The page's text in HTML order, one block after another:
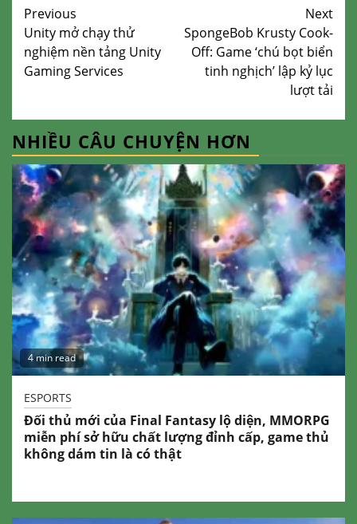
Continue
Reading
Previous
Unity mở chạy thử
nghiệm nền tảng Unity
Gaming Services
Next
SpongeBob Krusty Cook-
Off: Game ‘chú bọt biển
tinh nghịch’ lập kỷ lục
lượt tải
NHIỀU CÂU CHUYỆN HƠN
4 min read
ESPORTS
Đối thủ mới của Final Fantasy lộ diện, MMORPG
miễn phí sở hữu chất lượng đỉnh cấp, game thủ
không dám tin là có thật